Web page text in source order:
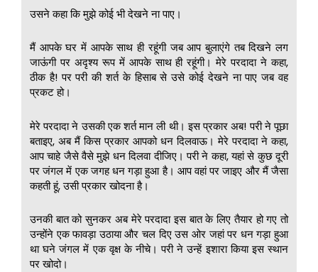
उसने कहा कि मुझे कोई भी देखने ना पाए।
मैं आपके घर में आपके साथ ही रहूंगी जब आप बुलाएंगे तब दिखने लग
जाऊंगी पर अदृश्य रूप में आपके साथ ही रहूंगी। मेरे परदादा ने कहा,
ठीक है! पर परी की शर्त के हिसाब से उसे कोई देखने ना पाए जब वह
प्रकट हो।
मेरे परदादा ने उसकी एक शर्त मान ली थी। इस प्रकार अब! परी ने पूछा
बताइए, अब मैं किस प्रकार आपको धन दिलवाऊ। मेरे परदादा ने कहा,
आप चाहे जैसे वैसे मुझे धन दिलवा दीजिए। परी ने कहा, यहां से कुछ दूरी
पर जंगल में एक जगह धन गड़ा हुआ है। आप वहां पर जाइए और मैं जैसा
कहती हूं, उसी प्रकार खोदना है।
उनकी बात को सुनकर अब मेरे परदादा इस बात के लिए तैयार हो गए तो
उन्होंने एक फावड़ा उठाया और चल दिए उस ओर जहां पर धन गड़ा हुआ
था घने जंगल में एक वृक्ष के नीचे। परी ने उन्हें इशारा किया इस स्थान
पर खोदो।